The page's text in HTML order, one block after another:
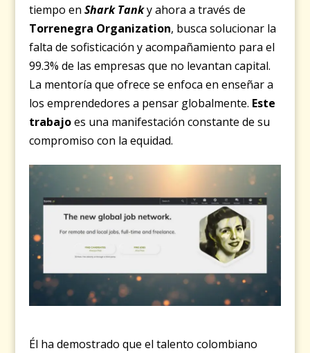
tiempo enShark Tanky ahora a través de
Torrenegra Organization, busca solucionar la
falta de sofisticación y acompañamiento para el
99.3% de las empresas que no levantan capital.
La mentoría que ofrece se enfoca en enseñar a
los emprendedores a pensar globalmente. Este
trabajoes una manifestación constante de su
compromiso con la equidad.
Él ha demostrado que el talento colombiano